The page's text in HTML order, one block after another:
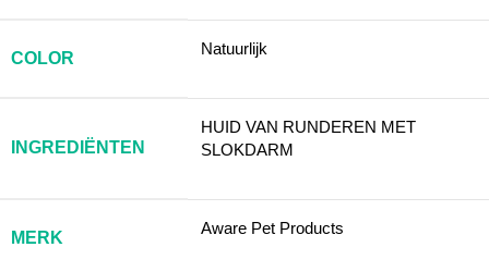
COLOR
Natuurlijk
INGREDIËNTEN
HUID VAN RUNDEREN MET
SLOKDARM
MERK
Aware Pet Products